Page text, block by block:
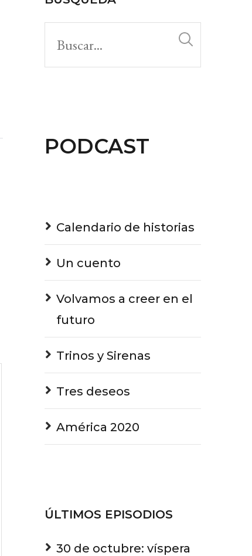
decrease
volume.
PODCAST
Calendario de historias
Un cuento
Volvamos a creer en el
futuro
Trinos y Sirenas
Tres deseos
América 2020
ÚLTIMOS EPISODIOS
30 de octubre: víspera